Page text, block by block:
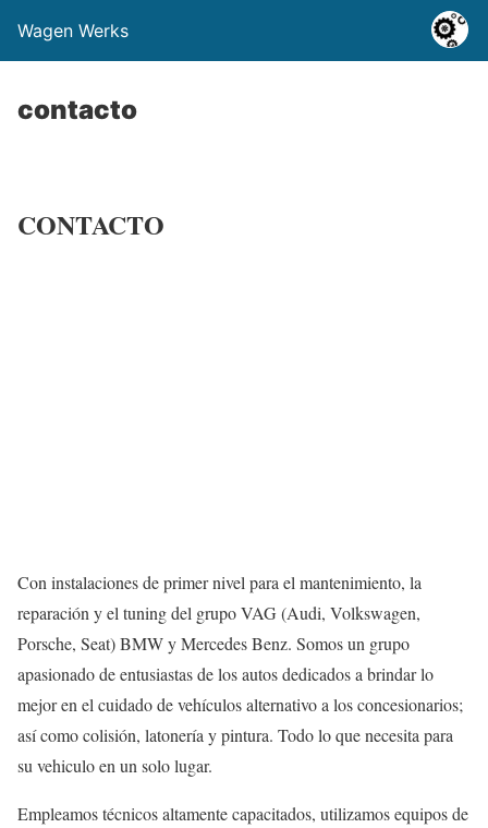
Wagen Werks
contacto
CONTACTO
Con instalaciones de primer nivel para el mantenimiento, la
reparación y el tuning del grupo VAG (Audi, Volkswagen,
Porsche, Seat) BMW y Mercedes Benz. Somos un grupo
apasionado de entusiastas de los autos dedicados a brindar lo
mejor en el cuidado de vehículos alternativo a los concesionarios;
así como colisión, latonería y pintura. Todo lo que necesita para
su vehiculo en un solo lugar.
Empleamos técnicos altamente capacitados, utilizamos equipos de